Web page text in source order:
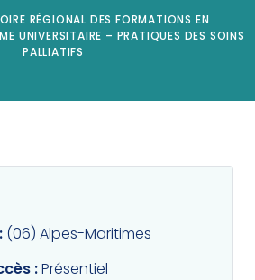
RÉGIONAL DES FORMATIONS EN
UNIVERSITAIRE – PRATIQUES DES SOINS
PALLIATIFS
(06) Alpes-Maritimes
:Présentiel